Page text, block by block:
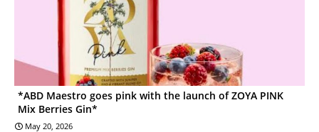
*ABD Maestro goes pink with the launch of ZOYA PINK
Mix Berries Gin*
May 20, 2026